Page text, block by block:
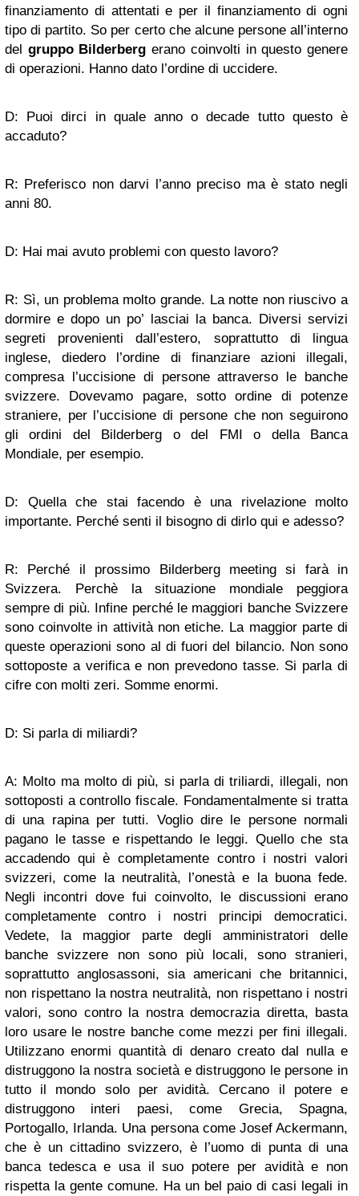
finanziamento di attentati e per il finanziamento di ogni
tipo di partito. So per certo che alcune persone all’interno
del gruppo Bilderberg erano coinvolti in questo genere
di operazioni. Hanno dato l’ordine di uccidere.
D: Puoi dirci in quale anno o decade tutto questo è
accaduto?
R: Preferisco non darvi l’anno preciso ma è stato negli
anni 80.
D: Hai mai avuto problemi con questo lavoro?
R: Sì, un problema molto grande. La notte non riuscivo a
dormire e dopo un po’ lasciai la banca. Diversi servizi
segreti provenienti dall’estero, soprattutto di lingua
inglese, diedero l’ordine di finanziare azioni illegali,
compresa l’uccisione di persone attraverso le banche
svizzere. Dovevamo pagare, sotto ordine di potenze
straniere, per l’uccisione di persone che non seguirono
gli ordini del Bilderberg o del FMI o della Banca
Mondiale, per esempio.
D: Quella che stai facendo è una rivelazione molto
importante. Perché senti il bisogno di dirlo qui e adesso?
R: Perché il prossimo Bilderberg meeting si farà in
Svizzera. Perchè la situazione mondiale peggiora
sempre di più. Infine perché le maggiori banche Svizzere
sono coinvolte in attività non etiche. La maggior parte di
queste operazioni sono al di fuori del bilancio. Non sono
sottoposte a verifica e non prevedono tasse. Si parla di
cifre con molti zeri. Somme enormi.
D: Si parla di miliardi?
A: Molto ma molto di più, si parla di triliardi, illegali, non
sottoposti a controllo fiscale. Fondamentalmente si tratta
di una rapina per tutti. Voglio dire le persone normali
pagano le tasse e rispettando le leggi. Quello che sta
accadendo qui è completamente contro i nostri valori
svizzeri, come la neutralità, l’onestà e la buona fede.
Negli incontri dove fui coinvolto, le discussioni erano
completamente contro i nostri principi democratici.
Vedete, la maggior parte degli amministratori delle
banche svizzere non sono più locali, sono stranieri,
soprattutto anglosassoni, sia americani che britannici,
non rispettano la nostra neutralità, non rispettano i nostri
valori, sono contro la nostra democrazia diretta, basta
loro usare le nostre banche come mezzi per fini illegali.
Utilizzano enormi quantità di denaro creato dal nulla e
distruggono la nostra società e distruggono le persone in
tutto il mondo solo per avidità. Cercano il potere e
distruggono interi paesi, come Grecia, Spagna,
Portogallo, Irlanda. Una persona come Josef Ackermann,
che è un cittadino svizzero, è l’uomo di punta di una
banca tedesca e usa il suo potere per avidità e non
rispetta la gente comune. Ha un bel paio di casi legali in